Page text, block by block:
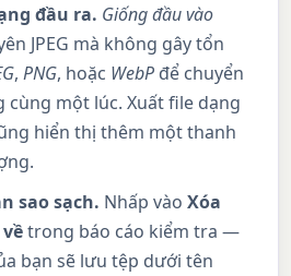
đầu ra. Giống đầu vào
JPEG mà không gây tổn
,PNG, hoặc WebP để chuyển
cùng một lúc. Xuất file dạng
hiển thị thêm một thanh
sao sạch. Nhấp vàoXóa
trong báo cáo kiểm tra —
bạn sẽ lưu tệp dưới tên